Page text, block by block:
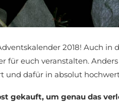
2018! Auch
für euch veranstalten.
und dafür in absolut
gekauft, um genau das